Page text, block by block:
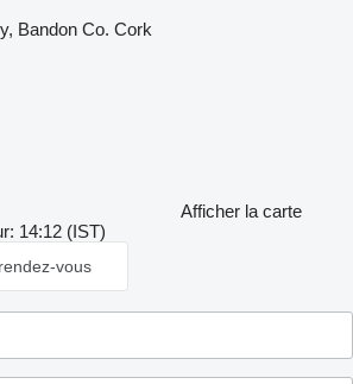
Bandon Co. Cork
Afficher la carte
14:12 (IST)
vous